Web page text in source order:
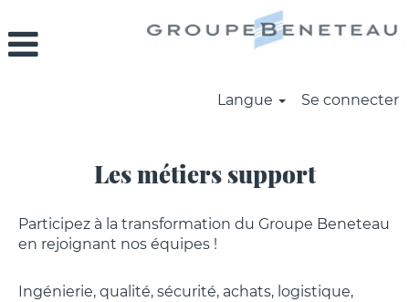
Langue Se connecter
Les métiers support
Participez à la transformation du Groupe Beneteau
en rejoignant nos équipes !
Ingénierie, qualité, sécurité, achats, logistique,